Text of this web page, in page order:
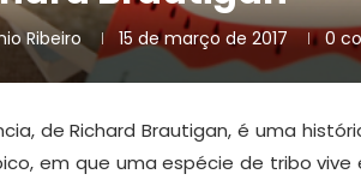
Ribeiro 15 de março de 2017 0
de Richard Brautigan, é uma
em que uma espécie de tribo